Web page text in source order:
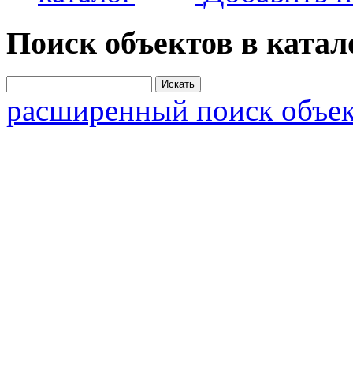
Поиск объектов в
расширенный поиск